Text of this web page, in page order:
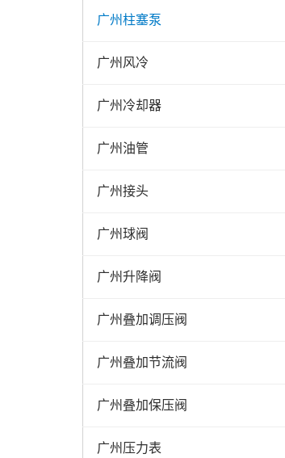
广州柱塞泵
广州风冷
广州冷却器
广州油管
广州接头
广州球阀
广州升降阀
广州叠加调压阀
广州叠加节流阀
广州叠加保压阀
广州压力表